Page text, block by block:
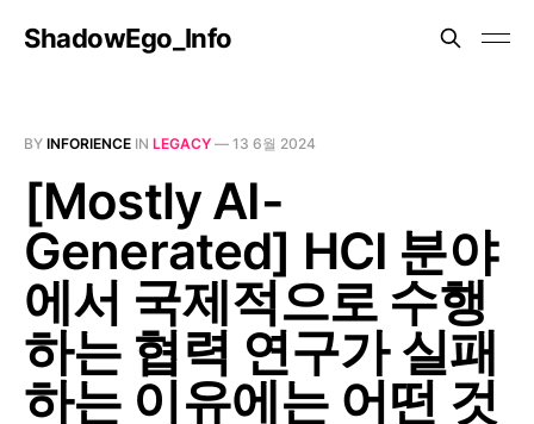
ShadowEgo_Info
BY INFORIENCE IN LEGACY — 13 6월 2024
[Mostly AI-
Generated] HCI 분야
에서 국제적으로 수행
하는 협력 연구가 실패
하는 이유에는 어떤 것